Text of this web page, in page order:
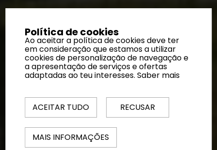
Política de cookies
Ao aceitar a política de cookies deve ter
em consideração que estamos a utilizar
cookies de personalização de navegação e
a apresentação de serviços e ofertas
adaptadas ao teu interesses.Saber mais
ACEITAR TUDO RECUSAR
MAIS INFORMAÇÕES